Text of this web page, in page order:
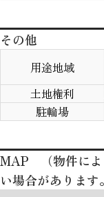
その他
用途地域
土地権利
駐輪場
MAP （物件によ
い場合があります